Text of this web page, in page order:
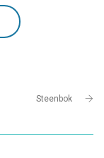
Steenbok